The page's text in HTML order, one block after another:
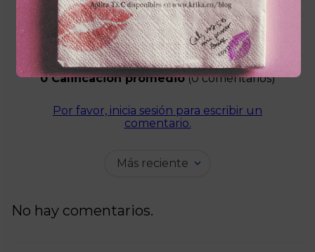
☆☆☆☆☆
0 Calificación promedio (0 comentarios)
Por favor, inicia sesión para escribir un
comentario.
Más reciente
No hay comentarios.